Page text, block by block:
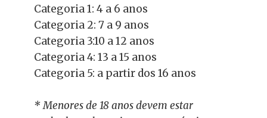
Categoria 1: 4 a 6 anos
Categoria 2: 7 a 9 anos
Categoria 3:10 a 12 anos
Categoria 4: 13 a 15 anos
Categoria 5: a partir dos 16 anos
* Menores de 18 anos devem estar